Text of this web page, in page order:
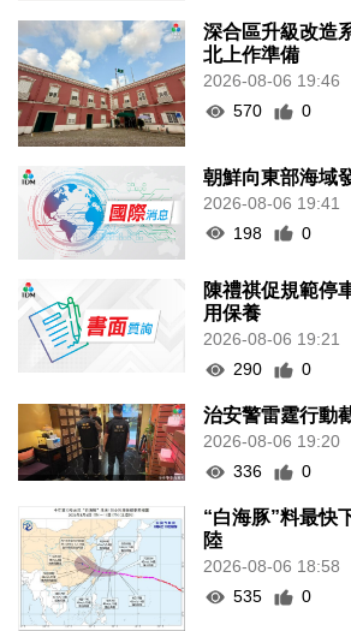
深合區升級改造
北上作準備
2026-08-06 19:46
570
0
朝鮮向東部海域
2026-08-06 19:41
198
0
陳禮祺促規範停
用保養
2026-08-06 19:21
290
0
治安警雷霆行動
2026-08-06 19:20
336
0
“白海豚”料最快
陸
2026-08-06 18:58
535
0